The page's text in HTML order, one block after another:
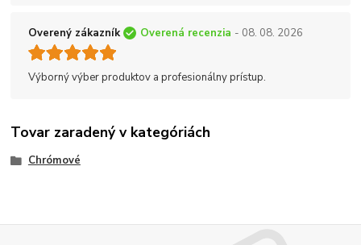
Overený zákazník Overená recenzia - 08. 08. 2026
Výborný výber produktov a profesionálny prístup.
Tovar zaradený v kategóriách
Chrómové